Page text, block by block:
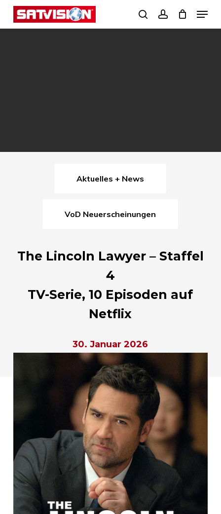
Skip
search
Menu
Aktuelles + News
VoD Neuerscheinungen
The Lincoln Lawyer – Staffel
4
TV-Serie, 10 Episoden auf
Netflix
30. Januar 2026